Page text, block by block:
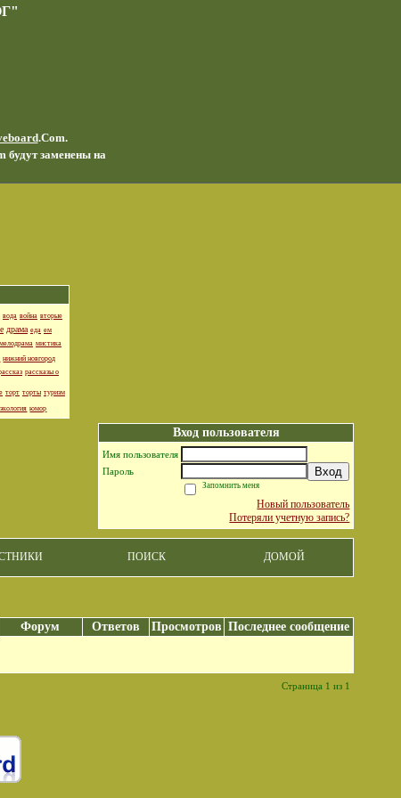
.Com.
будут заменены на
вода война вторые
драма еда ем
мелодрама мистика
нижний новгород
рассказы о
торт торты туризм
юмор
Вход пользователя
Имя пользователя
Пароль
Вход
Запомнить меня
Новый пользователь
Потеряли учетную запись?
ПОИСК ДОМОЙ
Форум Ответов Просмотров Последнее сообщение
Страница 1 из 1